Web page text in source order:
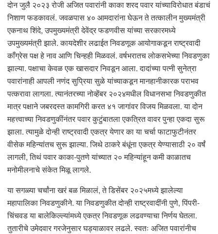
दोन जुलै २०२३ रोजी अजित पवारांनी काका शरद पवार यांच्याविरोधात बंडाचं
निशाण फडकावलं. जवळपास ४० आमदारांना घेऊन ते तत्कालीन मुख्यमंत्री
एकनाथ शिंदे, उपमुख्यमंत्री देवेंद्र फडणवीस यांच्या सरकारमध्ये
उपमुख्यमंत्री झाले. कायदेशीर लढाईत निवडणूक आयोगाकडून राष्ट्रवादी
काँग्रेस पक्ष हे नाव आणि चिन्हही मिळवलं. वर्षभरातच लोकसभेच्या निवडणुका
झाल्या. पक्षाचा केवळ एक खासदार निवडून आला. दादांच्या पत्नी सुनेत्रा
पवारांनाही आपली नणंद सुप्रिया सुळे यांच्याकडून मानहानीकारक पराभव
पत्करावा लागला. त्यानंतरच्या नोव्हेंबर २०२४मधील विधानसभा निवडणुकीत
मात्र पक्षाने जबरदस्त कामगिरी करत ४१ जागांवर विजय मिळवला. या दोन
महत्त्वाच्या निवडणुकींनंतर पवार कुटुंबातला एकत्रित वावर पुन्हा एकदा सुरू
झाला. त्यामुळे दोन्ही राष्ट्रवादी एकत्र येणार का या चर्चा फाटाफुटीनंतर
वीसेक महिन्यांतच सुरू झाल्या. जिथे ठाकरे बंधूंना एकत्र येण्यासाठी २० वर्षं
लागली, तिथं पवार काका-पुतणे यांच्यात २० महिन्यांहून कमी काळातच
मनोमीलनाचे संकेत मिळू लागले.
या सगळ्या चर्चांना खरं बळ मिळालं, ते डिसेंबर २०२५मध्ये झालेल्या
महापालिका निवडणुकीने. या निवडणुकीत दोन्ही राष्ट्रवादींनी पुणे, पिंपरी-
चिंचवड या बालेकिल्ल्यांमध्ये एकत्र निवडणूक लढवण्याचा निर्णय घेतला.
तुतारीचे उमेदवार गरजेनुसार घड्याळावर लढले. स्वतः अजित पवारांनीच